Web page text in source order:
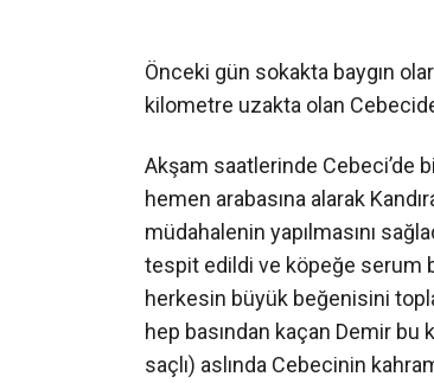
Önceki gün sokakta baygın
kilometre uzakta olan